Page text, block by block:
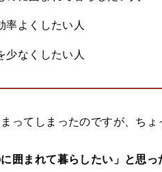
率よくしたい人
少なくしたい人
ってしまったのですが、ちょ
に囲まれて暮らしたい」と思